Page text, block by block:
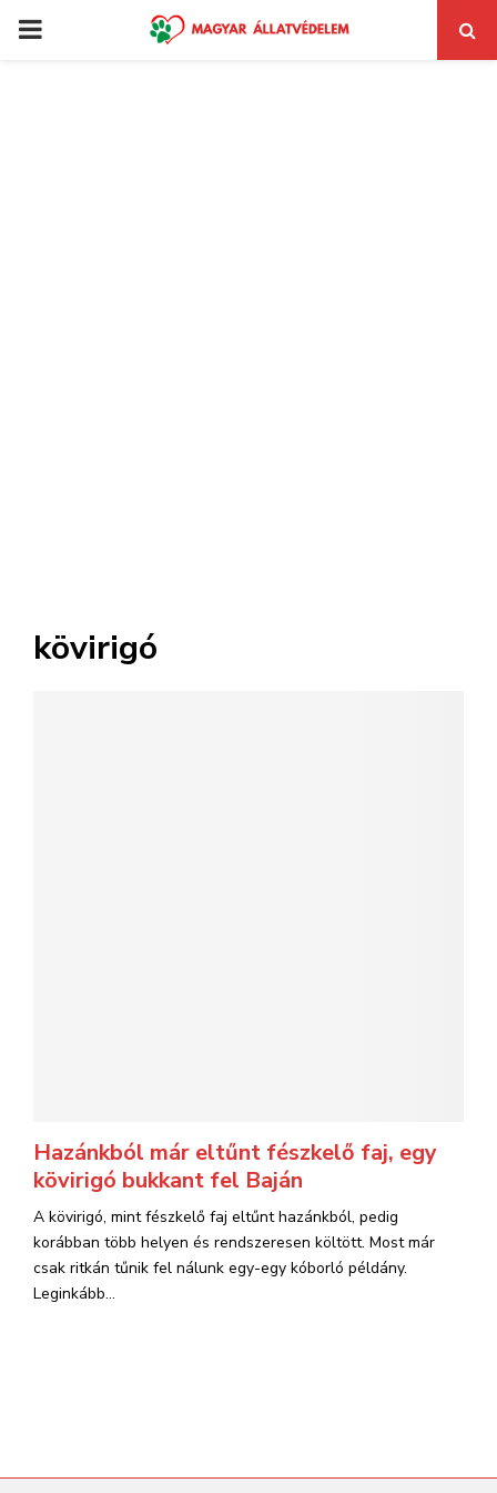
PRIMARY
kövirigó
Hazánkból már eltűnt fészkelő faj, egy
kövirigó bukkant fel Baján
A kövirigó, mint fészkelő faj eltűnt hazánkból, pedig
korábban több helyen és rendszeresen költött. Most már
csak ritkán tűnik fel nálunk egy-egy kóborló példány.
Leginkább...